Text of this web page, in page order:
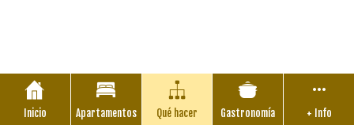
Inicio Apartamentos Qué hacer Gastronomía + Info